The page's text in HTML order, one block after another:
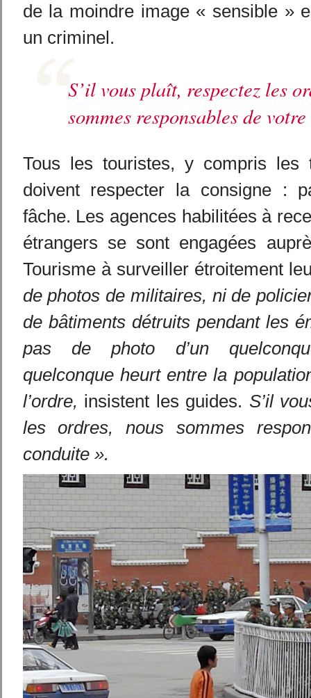
de la moindre image « sensible »
un criminel.
S’il vous plaît, respectez les
sommes responsables de
Tous les touristes, y compris les
doivent respecter la consigne :
fâche. Les agences habilitées à
étrangers se sont engagées
Tourisme à surveiller étroitement
de photos de militaires, ni de
de bâtiments détruits pendant les
pas de photo d’un
quelconque heurt entre la
l’ordre, insistent les guides. S’il
les ordres, nous sommes
conduite ».